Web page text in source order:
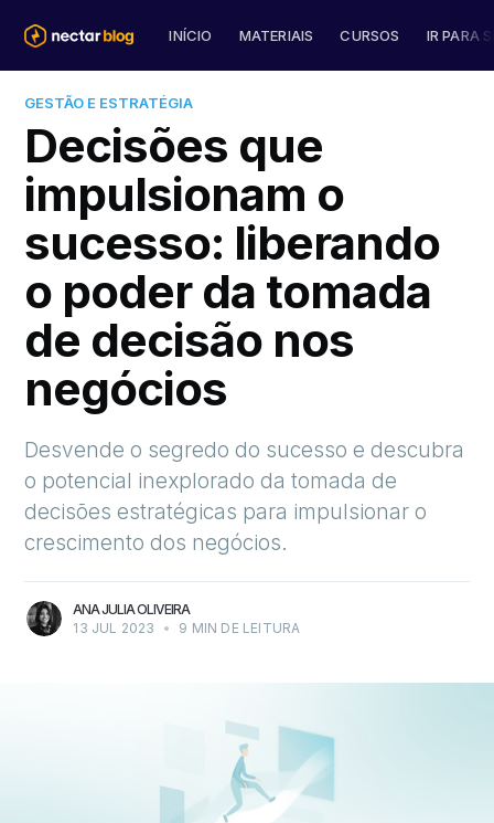
INÍCIO MATERIAIS CURSOS IR PARA
GESTÃO E ESTRATÉGIA
Decisões que
impulsionam o
sucesso: liberando
o poder da tomada
de decisão nos
negócios
Desvende o segredo do sucesso e descubra
o potencial inexplorado da tomada de
decisões estratégicas para impulsionar o
crescimento dos negócios.
ANA JULIA OLIVEIRA
13 JUL 2023
• 9 MIN DE LEITURA